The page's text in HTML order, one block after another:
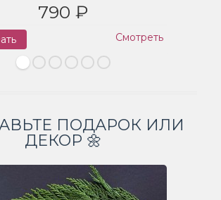
790 ₽
Смотреть
ПОДАРОК ИЛИ
ДЕКОР 🌼